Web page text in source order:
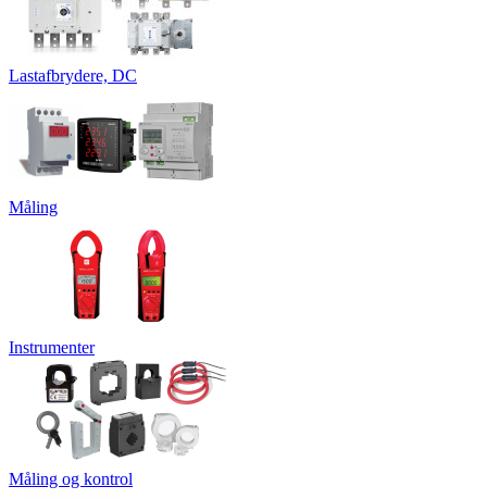
Lastafbrydere, DC
Måling
Instrumenter
Måling og kontrol